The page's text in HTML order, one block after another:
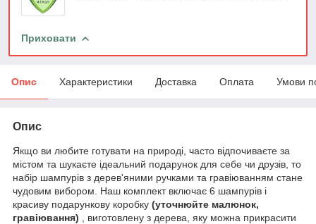
Приховати
Опис Характеристики Доставка Оплата Умови
Опис
Якщо ви любите готувати на природі, часто відпочиваєте за
містом та шукаєте ідеальний подарунок для себе чи друзів, то
набір шампурів з дерев'яними ручками та гравіюванням стане
чудовим вибором. Наш комплект включає 6 шампурів і
красиву подарункову коробку (уточнюйте малюнок,
гравіювання) , виготовлену з дерева, яку можна прикрасити